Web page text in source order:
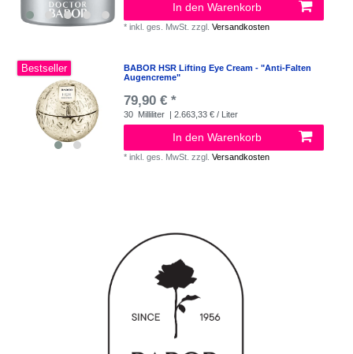
In den Warenkorb
*inkl. ges. MwSt. zzgl.Versandkosten
Bestseller
BABOR HSR Lifting Eye Cream - "Anti-Falten
Augencreme"
79,90 € *
30 Milliliter | 2.663,33 € / Liter
In den Warenkorb
*inkl. ges. MwSt. zzgl.Versandkosten